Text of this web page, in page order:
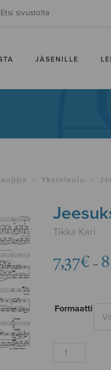
JÄSENILLE
› Yksinlaulu ›
Tikka Kari
7,37€ –
Formaatti
Jeesuksen